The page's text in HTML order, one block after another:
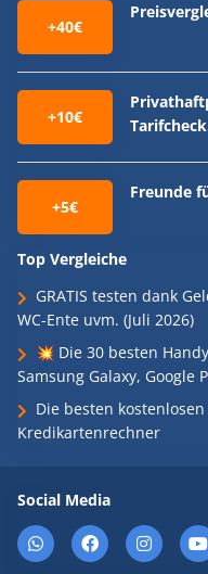
+40€
+10€
+5€
Freunde
Top Vergleiche
GRATIS testen dank
WC-Ente uvm. (Juli 2026)
💥 Die 30 besten
Samsung Galaxy, Google
Die besten
Kredikartenrechner
Social Media